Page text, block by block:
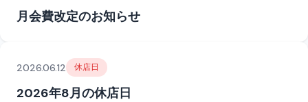
月会費改定のお知らせ
2026.06.12 休店日
2026年8月の休店日